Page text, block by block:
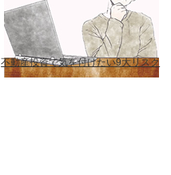
不動産投資で気を付けたい9大リスク